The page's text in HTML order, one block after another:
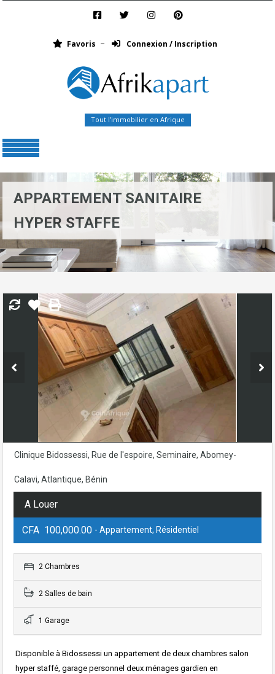
Favoris Connexion / Inscription
Tout l’immobilier en Afrique
APPARTEMENT SANITAIRE
HYPER STAFFE
Clinique Bidossessi, Rue de l'espoire, Seminaire, Abomey-
Calavi, Atlantique, Bénin
A Louer
CFA 100,000.00 - Appartement, Résidentiel
2 Chambres
2 Salles de bain
1 Garage
Disponible à Bidossessi un appartement de deux chambres salon
hyper staffé, garage personnel deux ménages gardien en